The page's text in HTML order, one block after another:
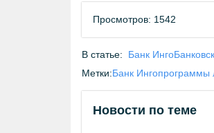
Просмотров: 1542
В статье: Банк Инго
Метки:Банк Ингопрограммы
Новости по теме